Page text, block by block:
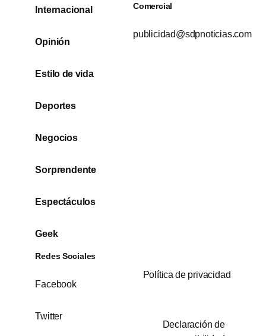
Internacional
Opinión
Estilo de vida
Deportes
Negocios
Sorprendente
Espectáculos
Geek
Comercial
publicidad@sdpnoticias.com
Redes Sociales
Facebook
Twitter
Política de privacidad
Declaración de